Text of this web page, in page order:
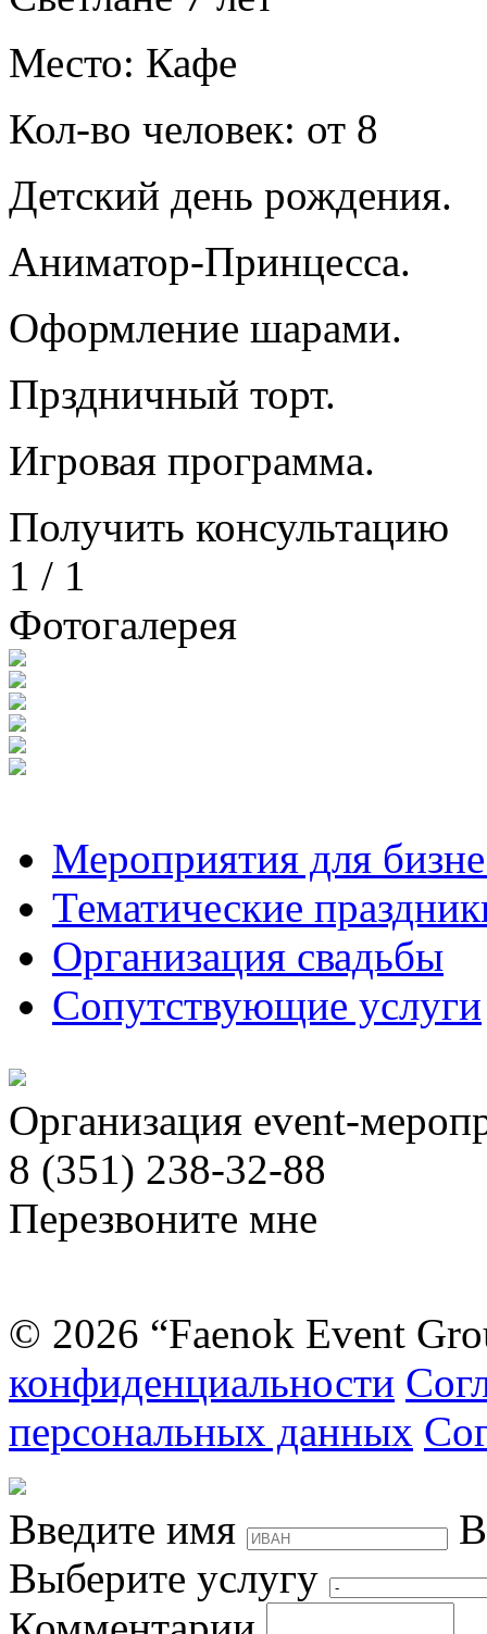
Место: Кафе
Кол-во человек: от 8
Детский день рождения.
Аниматор-Принцесса.
Оформление шарами.
Прздничный торт.
Игровая программа.
Получить консультацию
1 / 1
Фотогалерея
Мероприятия для
Тематические
Организация свадьбы
Сопутствующие услуги
Организация event-
8 (351) 238-32-88
Перезвоните мне
© 2026 “Faenok Event
конфиденциальности
персональных данных
Введите имя
Выберите услугу